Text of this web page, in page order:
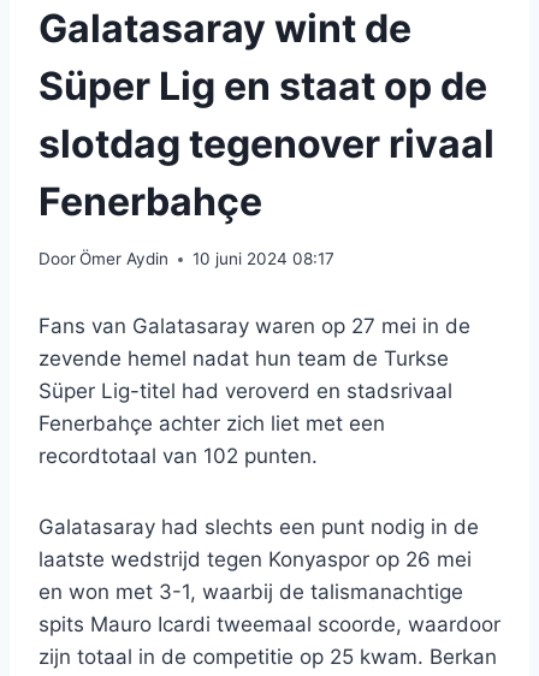
Galatasaray wint de
Süper Lig en staat op de
slotdag tegenover rivaal
Fenerbahçe
DoorÖmer Aydin 10 juni 2024 08:17
Fans van Galatasaray waren op 27 mei in de
zevende hemel nadat hun team de Turkse
Süper Lig-titel had veroverd en stadsrivaal
Fenerbahçe achter zich liet met een
recordtotaal van 102 punten.
Galatasaray had slechts een punt nodig in de
laatste wedstrijd tegen Konyaspor op 26 mei
en won met 3-1, waarbij de talismanachtige
spits Mauro Icardi tweemaal scoorde, waardoor
zijn totaal in de competitie op 25 kwam. Berkan